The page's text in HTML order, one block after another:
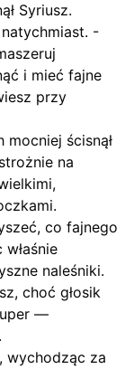
Syriusz.
-
i mieć fajne
przy
ścisnął
na
co fajnego
naleśniki.
choć głosik
—
wychodząc za